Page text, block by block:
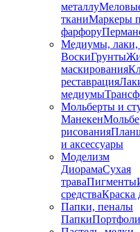
металлу
тканиМаркеры
фарфору
Медиумы, лаки,
ВоскиГрунты
маскирования
реставрация
медиумы
Мольберты и
Манекен
рисования
и аксессуары
Моделизм
ДиорамаСухая
траваПигменты
средстваКраска
Папки, пеналы
Папки